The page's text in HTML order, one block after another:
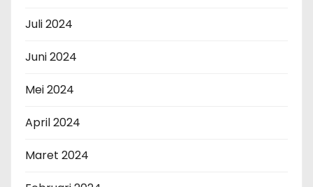
Juli 2024
Juni 2024
Mei 2024
April 2024
Maret 2024